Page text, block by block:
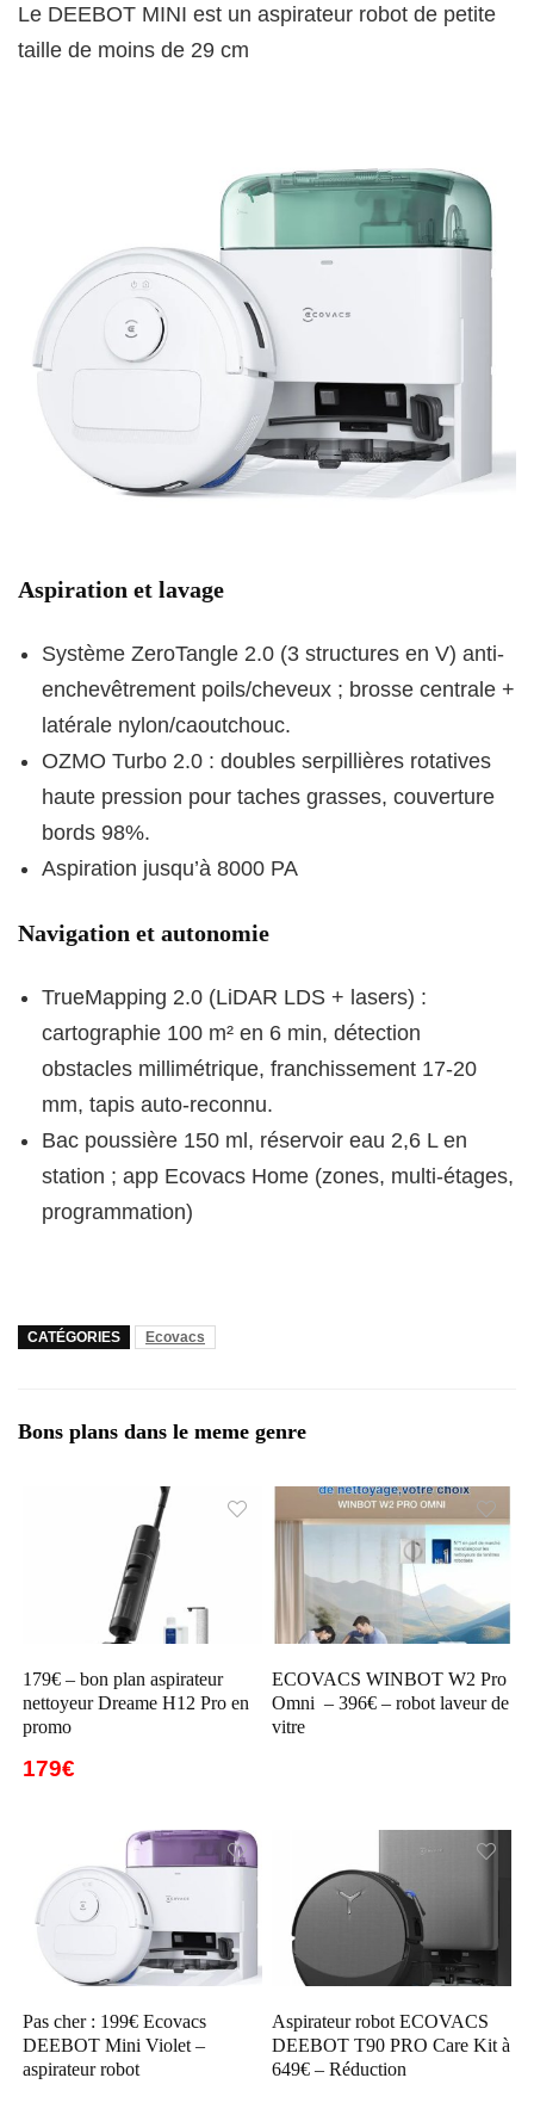
Le DEEBOT MINI est un aspirateur robot de petite
taille de moins de 29 cm
Aspiration et lavage
Système ZeroTangle 2.0 (3 structures en V) anti-
enchevêtrement poils/cheveux ; brosse centrale +
latérale nylon/caoutchouc.
OZMO Turbo 2.0 : doubles serpillières rotatives
haute pression pour taches grasses, couverture
bords 98%.
Aspiration jusqu’à 8000 PA
Navigation et autonomie
TrueMapping 2.0 (LiDAR LDS + lasers) :
cartographie 100 m² en 6 min, détection
obstacles millimétrique, franchissement 17-20
mm, tapis auto-reconnu.
Bac poussière 150 ml, réservoir eau 2,6 L en
station ; app Ecovacs Home (zones, multi-étages,
programmation)
CATÉGORIES Ecovacs
Bons plans dans le meme genre
179€ – bon plan aspirateur
nettoyeur Dreame H12 Pro en
promo
179€
ECOVACS WINBOT W2 Pro
Omni – 396€ – robot laveur de
vitre
Pas cher : 199€ Ecovacs
DEEBOT Mini Violet –
aspirateur robot
Aspirateur robot ECOVACS
DEEBOT T90 PRO Care Kit à
649€ – Réduction